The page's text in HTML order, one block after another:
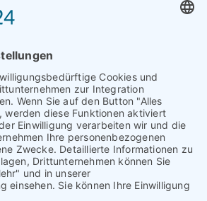
kontakt@tauriba.de
Alle auf diesen Seiten veröffentlichten
wurden nach bestem Wissen und
Alle Kundenmeinungen beruhen auf
Niemand wurde in irgendeiner
oder schriftlichen Bewertungen